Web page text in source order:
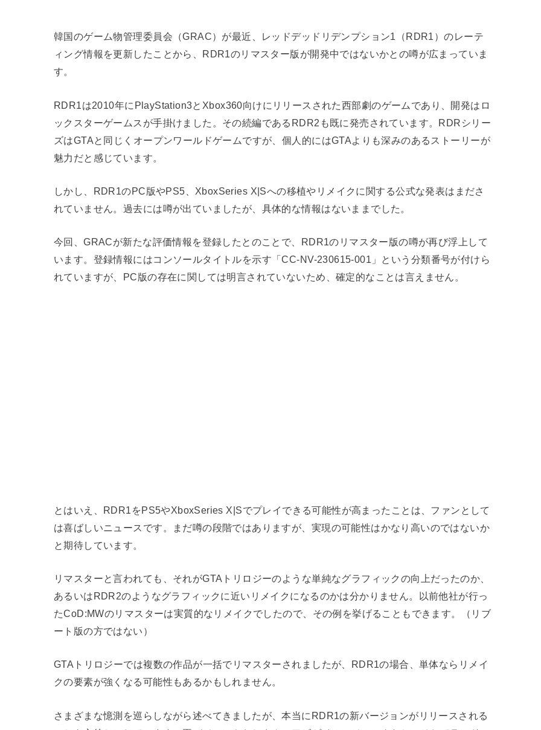
韓国のゲーム物管理委員会（GRAC）が最近、レッドデッドリデンプション1（RDR1）のレーテ
ィング情報を更新したことから、RDR1のリマスター版が開発中ではないかとの噂が広まっていま
す。
RDR1は2010年にPlayStation3とXbox360向けにリリースされた西部劇のゲームであり、開発はロ
ックスターゲームスが手掛けました。その続編であるRDR2も既に発売されています。RDRシリー
ズはGTAと同じくオープンワールドゲームですが、個人的にはGTAよりも深みのあるストーリーが
魅力だと感じています。
しかし、RDR1のPC版やPS5、XboxSeries X|Sへの移植やリメイクに関する公式な発表はまださ
れていません。過去には噂が出ていましたが、具体的な情報はないままでした。
今回、GRACが新たな評価情報を登録したとのことで、RDR1のリマスター版の噂が再び浮上して
います。登録情報にはコンソールタイトルを示す「CC-NV-230615-001」という分類番号が付けら
れていますが、PC版の存在に関しては明言されていないため、確定的なことは言えません。
とはいえ、RDR1をPS5やXboxSeries X|Sでプレイできる可能性が高まったことは、ファンとして
は喜ばしいニュースです。まだ噂の段階ではありますが、実現の可能性はかなり高いのではないか
と期待しています。
リマスターと言われても、それがGTAトリロジーのような単純なグラフィックの向上だったのか、
あるいはRDR2のようなグラフィックに近いリメイクになるのかは分かりません。以前他社が行っ
たCoD:MWのリマスターは実質的なリメイクでしたので、その例を挙げることもできます。（リブ
ート版の方ではない）
GTAトリロジーでは複数の作品が一括でリマスターされましたが、RDR1の場合、単体ならリメイ
クの要素が強くなる可能性もあるかもしれません。
さまざまな憶測を巡らしながら述べてきましたが、本当にRDR1の新バージョンがリリースされる